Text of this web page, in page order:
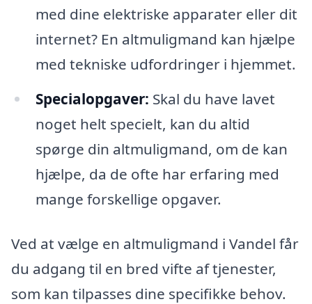
med dine elektriske apparater eller dit
internet? En altmuligmand kan hjælpe
med tekniske udfordringer i hjemmet.
Specialopgaver: Skal du have lavet
noget helt specielt, kan du altid
spørge din altmuligmand, om de kan
hjælpe, da de ofte har erfaring med
mange forskellige opgaver.
Ved at vælge en altmuligmand i Vandel får
du adgang til en bred vifte af tjenester,
som kan tilpasses dine specifikke behov.